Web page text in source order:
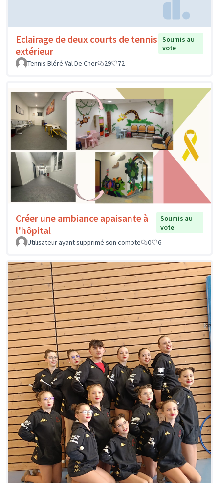
Eclairage de deux courts de tennis
extérieur
Soumis au
vote
Tennis Bléré Val De Cher
29 72
Créer une ambiance apaisante à
l'hôpital
Soumis au
vote
Utilisateur ayant supprimé son compte
0 6